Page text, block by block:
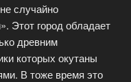
случайно
Этот город обладает
древним
которых окутаны
В тоже время это